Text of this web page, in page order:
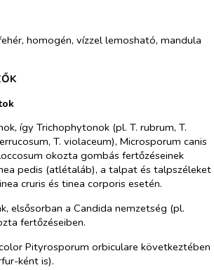
homogén, vízzel lemosható, mandula
így Trichophytonok (pl. T. rubrum, T.
T. violaceum), Microsporum canis
okozta gombás fertőzéseinek
pedis (atlétaláb), a talpat és talpszéleket
cruris és tinea corporis esetén.
elsősorban a Candida nemzetség (pl.
fertőzéseiben.
Pityrosporum orbiculare következtében
ként is).